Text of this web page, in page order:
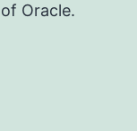
Oracle.